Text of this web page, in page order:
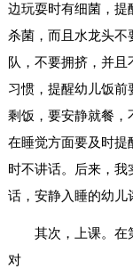
边玩耍时有细菌，提
杀菌，而且水龙头不
队，不要拥挤，并
习惯，提醒幼儿饭
剩饭，要安静就餐，
在睡觉方面要及时提
时不讲话。后来，
话，安静入睡的幼儿
其次，上课。在
对